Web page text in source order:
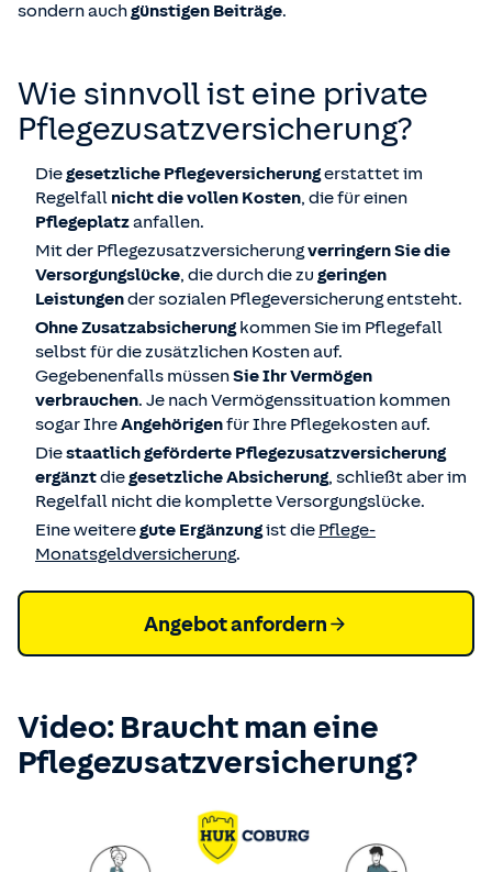
sondern auchgünstigen Beiträge.
Wie sinnvoll ist eine private
Pflegezusatz­versicherung?
Diegesetzliche Pflegeversicherungerstattet im
Regelfall nicht die vollen Kosten, die für einen
Pflegeplatzanfallen.
Mit der Pflegezusatzversicherungverringern Sie die
Versorgungslücke, die durch die zu geringen
Leistungender sozialen Pflegeversicherung entsteht.
Ohne Zusatzabsicherungkommen Sie im Pflegefall
selbst für die zusätzlichen Kosten auf.
Gegebenenfalls müssenSie Ihr Vermögen
verbrauchen. Je nach Vermögenssituation kommen
sogar IhreAngehörigenfür Ihre Pflegekosten auf.
Diestaatlich geförderte Pflegezusatzversicherung
ergänztdiegesetzliche Absicherung, schließt aber im
Regelfall nicht die komplette Versorgungslücke.
Eine weiteregute Ergänzungist die Pflege-
Monatsgeldversicherung.
Angebot anfordern
Video: Braucht man eine
Pflegezusatz­versicherung?